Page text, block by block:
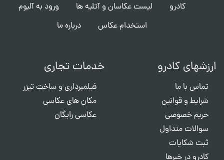
کادرو لیست عکاسان و آتلیه ها
ورود به آلبوم
استخدام عکاس
درباره ما
ارزشهای کادرو
تماس با ما
شرایط و قوانین
حریم خصوصی
سوالات متداول
ثبت شکایات
کادرو در خبرها
خدمات تجاری
فیلمبرداری و ساخت تیزر
مکان های عکاسی
عکاسی رایگان